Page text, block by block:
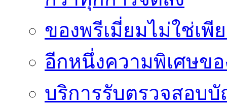
ของพรีเมี่ยมไม่ใช่เพี
อีกหนึ่งความพิเศษข
บริการรับตรวจสอบ